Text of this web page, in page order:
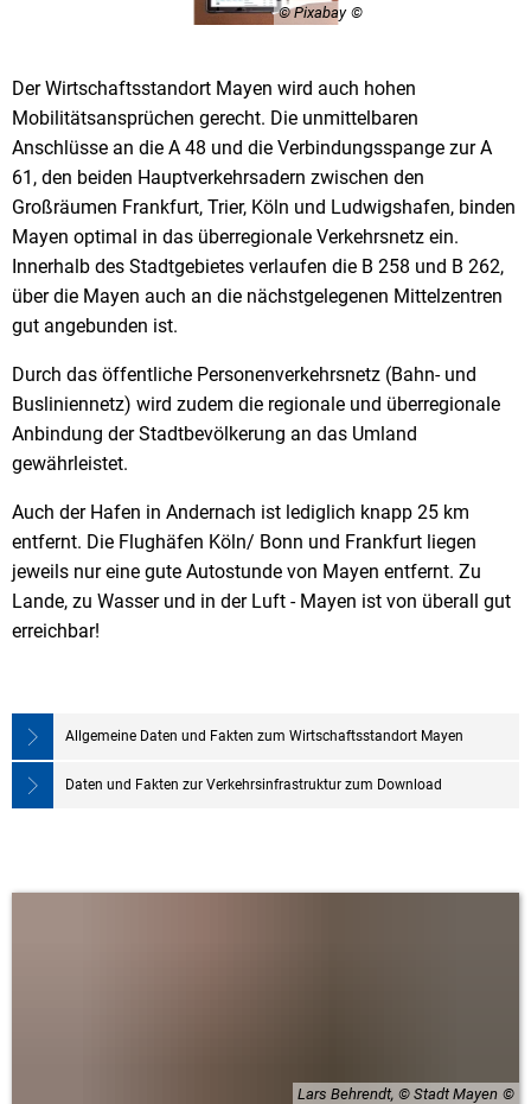
© Pixabay
Der Wirtschaftsstandort Mayen wird auch hohen
Mobilitätsansprüchen gerecht. Die unmittelbaren
Anschlüsse an die A 48 und die Verbindungsspange zur A
61, den beiden Hauptverkehrsadern zwischen den
Großräumen Frankfurt, Trier, Köln und Ludwigshafen, binden
Mayen optimal in das überregionale Verkehrsnetz ein.
Innerhalb des Stadtgebietes verlaufen die B 258 und B 262,
über die Mayen auch an die nächstgelegenen Mittelzentren
gut angebunden ist.
Durch das öffentliche Personenverkehrsnetz (Bahn- und
Busliniennetz) wird zudem die regionale und überregionale
Anbindung der Stadtbevölkerung an das Umland
gewährleistet.
Auch der Hafen in Andernach ist lediglich knapp 25 km
entfernt. Die Flughäfen Köln/ Bonn und Frankfurt liegen
jeweils nur eine gute Autostunde von Mayen entfernt. Zu
Lande, zu Wasser und in der Luft - Mayen ist von überall gut
erreichbar!
Allgemeine Daten und Fakten zum Wirtschaftsstandort Mayen
Daten und Fakten zur Verkehrsinfrastruktur zum Download
Lars Behrendt, © Stadt Mayen